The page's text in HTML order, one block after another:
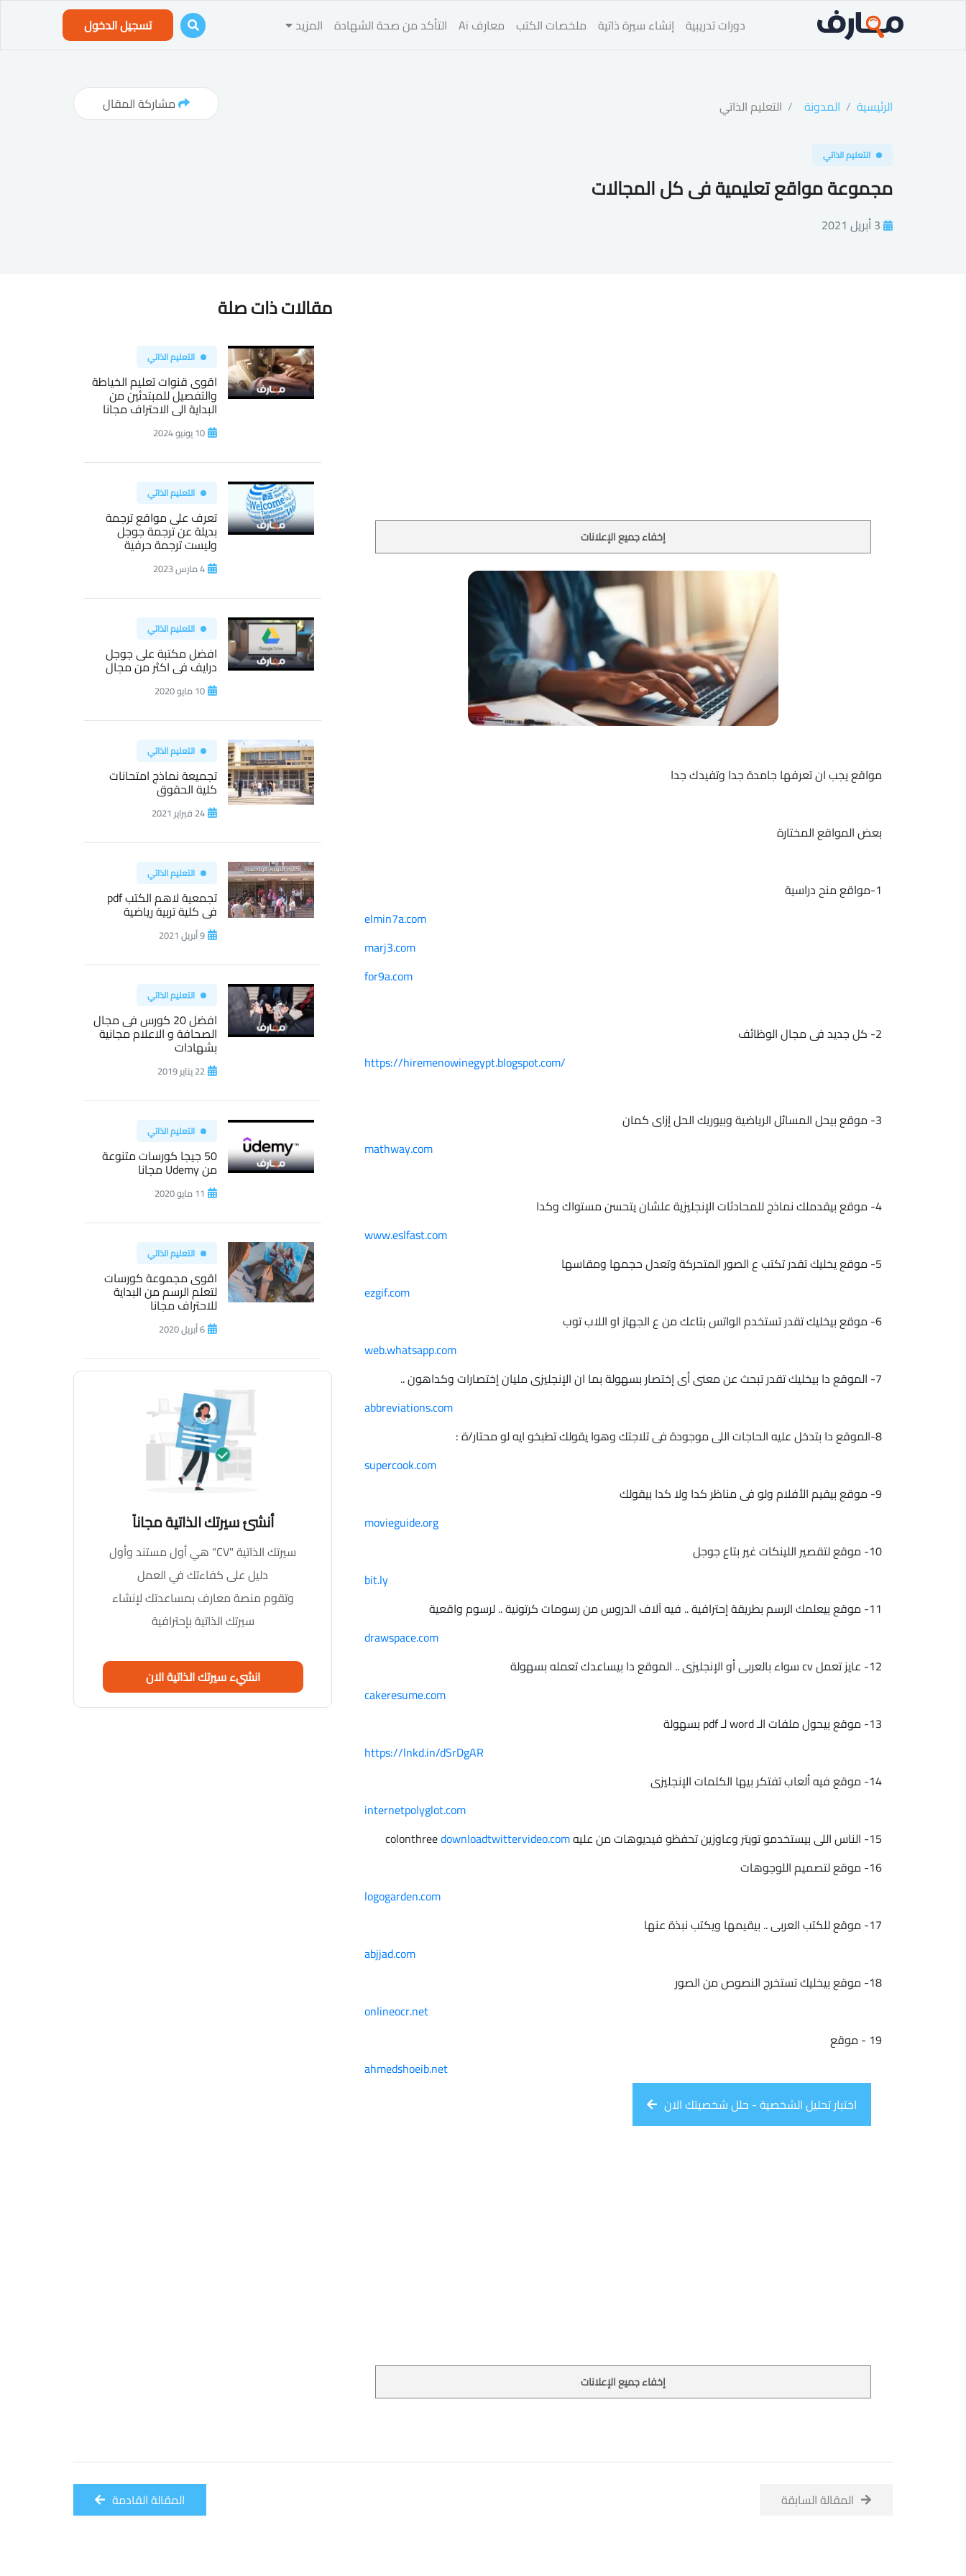
دورات تدريبية إنشاء سيرة ذاتية ملخصات الكتب معارف Ai التأكد من صحة الشهادة المزيد تسجيل الدخول
الرئيسية المدونة التعليم الذاتي مشاركة المقال
التعليم الذاتي
مجموعة مواقع تعليمية فى كل المجالات
3 أبريل 2021
إخفاء جميع الإعلانات
مواقع يجب ان تعرفها جامدة جدا وتفيدك جدا
بعض المواقع المختارة
1-مواقع منح دراسية
elmin7a.com
marj3.com
for9a.com
2- كل جديد فى مجال الوظائف
https://hiremenowinegypt.blogspot.com/
3- موقع بيحل المسائل الرياضية وبيوريك الحل إزاى كمان
mathway.com
4- موقع بيقدملك نماذج للمحادثات الإنجليزية علشان يتحسن مستواك وكدا
www.eslfast.com
5- موقع يخليك تقدر تكتب ع الصور المتحركة وتعدل حجمها ومقاسها
ezgif.com
6- موقع بيخليك تقدر تستخدم الواتس بتاعك من ع الجهاز او اللاب توب
web.whatsapp.com
7- الموقع دا بيخليك تقدر تبحث عن معنى أى إختصار بسهولة بما ان الإنجليزى مليان إختصارات وكداهون ..
abbreviations.com
8-الموقع دا بتدخل عليه الحاجات اللى موجودة فى تلاجتك وهوا يقولك تطبخو ايه لو محتار/ة :
supercook.com
9- موقع بيقيم الأفلام ولو فى مناظر كدا ولا كدا بيقولك
movieguide.org
10- موقع لتقصير اللينكات غير بتاع جوجل
bit.ly
11- موقع بيعلمك الرسم بطريقة إحترافية .. فيه آلاف الدروس من رسومات كرتونية .. لرسوم واقعية
drawspace.com
12- عايز تعمل cv سواء بالعربى أو الإنجليزى .. الموقع دا بيساعدك تعمله بسهولة
cakeresume.com
13- موقع بيحول ملفات الـ word لـ pdf بسهولة
https://lnkd.in/dSrDgAR
14- موقع فيه ألعاب تفتكر بيها الكلمات الإنجليزى
internetpolyglot.com
15- الناس اللى بيستخدمو تويتر وعاوزين تحفظو فيديوهات من عليه colonthree
downloadtwittervideo.com
16- موقع لتصميم اللوجوهات
logogarden.com
17- موقع للكتب العربى .. بيقيمها ويكتب نبذة عنها
abjjad.com
18- موقع بيخليك تستخرج النصوص من الصور
onlineocr.net
19 - موقع
ahmedshoeib.net
اختبار تحليل الشخصية - حلل شخصيتك الان
إخفاء جميع الإعلانات
مقالات ذات صلة
التعليم الذاتي
اقوى قنوات تعليم الخياطة
والتفصيل للمبتدئين من
البداية الى الاحتراف مجانا
10 يونيو 2024
التعليم الذاتي
تعرف على مواقع ترجمة
بديلة عن ترجمة جوجل
وليست ترجمة حرفية
4 مارس 2023
التعليم الذاتي
افضل مكتبة على جوجل
درايف فى اكثر من مجال
10 مايو 2020
التعليم الذاتي
تجميعة نماذج امتحانات
كلية الحقوق
24 فبراير 2021
التعليم الذاتي
تجمعية لاهم الكتب pdf
فى كلية تربية رياضية
9 أبريل 2021
التعليم الذاتي
افضل 20 كورس فى مجال
الصحافة و الاعلام مجانية
بشهادات
22 يناير 2019
التعليم الذاتي
50 جيجا كورسات متنوعة
من Udemy مجانا
11 مايو 2020
التعليم الذاتي
اقوى مجموعة كورسات
لتعلم الرسم من البداية
للاحتراف مجانا
6 أبريل 2020
أنشئ سيرتك الذاتية مجاناً
سيرتك الذاتية "CV" هي أول مستند وأول
دليل على كفاءتك في العمل
وتقوم منصة معارف بمساعدتك لإنشاء
سيرتك الذاتية بإحترافية
انشيء سيرتك الذاتية الان
المقالة السابقة المقالة القادمة